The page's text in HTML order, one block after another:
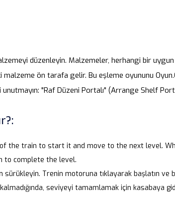
düzenleyin. Malzemeler, herhangi bir
malzeme ön tarafa gelir. Bu eşleme oyununu
"Raf Düzeni Portalı" (Arrange Shelf
the train to start it and move to the next level.
to complete the level.
sürükleyin. Trenin motoruna tıklayarak başlatın
seviyeyi tamamlamak için kasabaya